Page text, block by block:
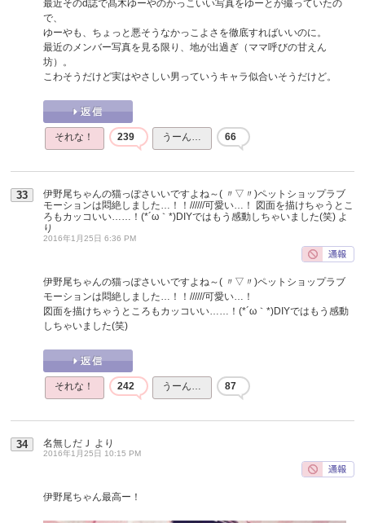
最近そのd誌で髙木ゆーやのかっこいい写真をゆーとが撮っていたの
で、
ゆーやも、ちょっと悪そうなかっこよさを徹底すればいいのに。
最近のメンバー写真を見る限り、地が出過ぎ（ママ呼びの甘えん
坊）。
こわそうだけど実はやさしい男っていうキャラ似合いそうだけど。
それな！ 239 うーん… 66
33
伊野尾ちゃんの猫っぽさいいですよね～( 〃▽〃)ペットショップラブ
モーションは悶絶しました…！！//////可愛い…！ 図面を描けちゃうとこ
ろもカッコいい……！(*´ω｀*)DIYではもう感動しちゃいました(笑) よ
り
2016年1月25日 6:36 PM
伊野尾ちゃんの猫っぽさいいですよね～( 〃▽〃)ペットショップラブ
モーションは悶絶しました…！！//////可愛い…！
図面を描けちゃうところもカッコいい……！(*´ω｀*)DIYではもう感動
しちゃいました(笑)
それな！ 242 うーん… 87
34 名無しだＪ より
2016年1月25日 10:15 PM
伊野尾ちゃん最高ー！